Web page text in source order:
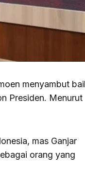
menyambut
Presiden. Menurut
mas Ganjar
orang yang